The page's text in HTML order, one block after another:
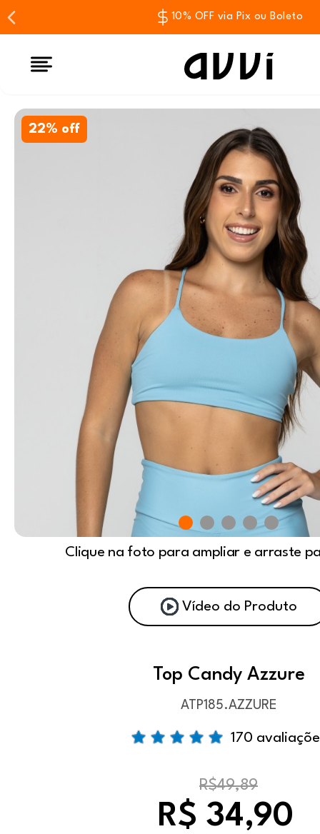
10% OFF via Pix ou Boleto
22% off
Clique na foto para ampliar e arraste
Vídeo do Produto
Top Candy Azzure
ATP185.AZZURE
170
R$49,89
R$ 34,90